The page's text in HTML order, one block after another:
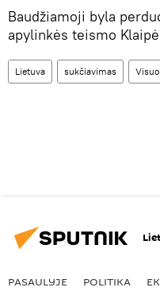
Baudžiamoji byla
apylinkės teismo
Lietuva sukčiavimas
PASAULYJE POLITIKA